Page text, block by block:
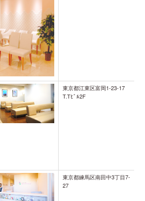
東京都江東区富岡1-23-17
T.Tﾋﾞﾙ2F
東京都練馬区南田中3丁目7-
27